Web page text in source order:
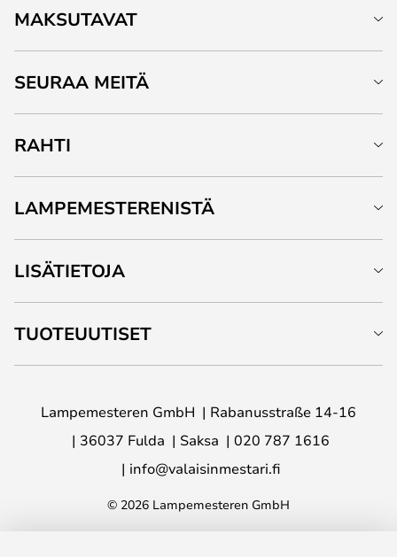
MAKSUTAVAT
SEURAA MEITÄ
RAHTI
LAMPEMESTERENISTÄ
LISÄTIETOJA
TUOTEUUTISET
Lampemesteren GmbH
Rabanusstraße 14-16
36037 Fulda
Saksa
020 787 1616
info@valaisinmestari.fi
© 2026 Lampemesteren GmbH